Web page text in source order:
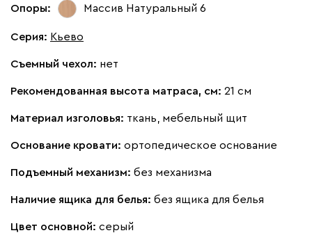
Кларинс
Винтер 2135
Опоры: Массив Натуральный 6
Серия: Кьево
Съемный чехол: нет
Рекомендованная высота матраса, см: 21 см
Материал изголовья: ткань, мебельный щит
Основание кровати: ортопедическое основание
Подъемный механизм: без механизма
Наличие ящика для белья: без ящика для белья
Цвет основной: серый